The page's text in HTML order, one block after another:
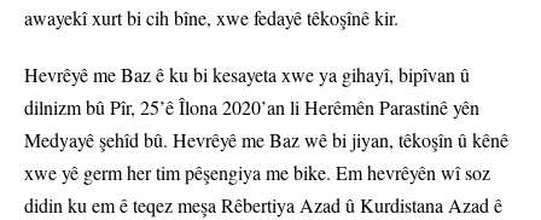
awayekî xurt bi cih bîne, xwe fedayê têkoşînê kir.
Hevrêyê me Baz ê ku bi kesayeta xwe ya gihayî, bipîvan û
dilnizm bû Pîr, 25’ê Îlona 2020’an li Herêmên Parastinê yên
Medyayê şehîd bû. Hevrêyê me Baz wê bi jiyan, têkoşîn û kênê
xwe yê germ her tim pêşengiya me bike. Em hevrêyên wî soz
didin ku em ê teqez meşa Rêbertiya Azad û Kurdistana Azad ê